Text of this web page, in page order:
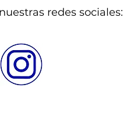
redes sociales: